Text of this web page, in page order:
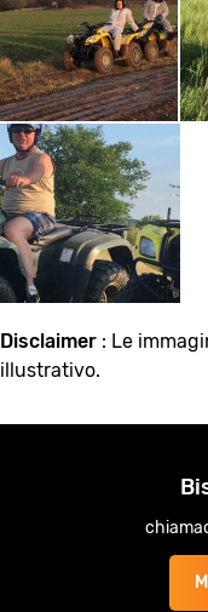
Disclaimer : Le
illustrativo.